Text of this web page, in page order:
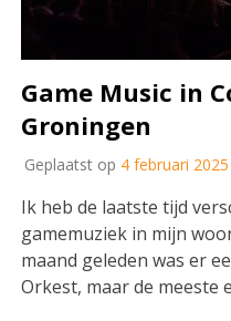
Game Music in
Groningen
Geplaatst op 4 februari 2025
Ik heb de laatste tijd
gamemuziek in mijn
maand geleden was er
Orkest, maar de meeste